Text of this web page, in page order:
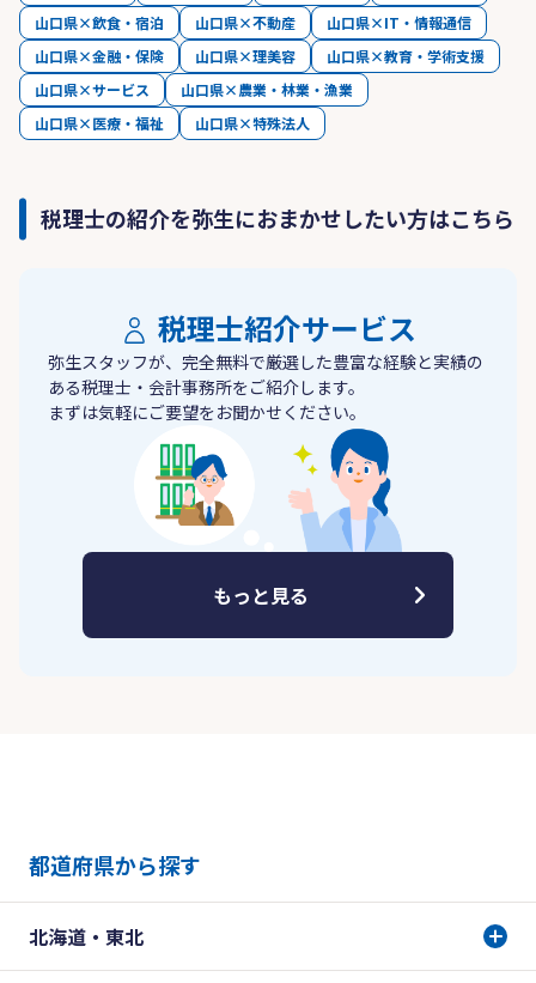
山口県×飲食・宿泊
山口県×不動産
山口県×IT・情報通信
山口県×金融・保険
山口県×理美容
山口県×教育・学術支援
山口県×サービス
山口県×農業・林業・漁業
山口県×医療・福祉
山口県×特殊法人
税理士の紹介を弥生におまかせしたい方はこちら
税理士紹介サービス
弥生スタッフが、完全無料で厳選した豊富な経験と実績の
ある税理士・会計事務所をご紹介します。
まずは気軽にご要望をお聞かせください。
もっと見る
都道府県から探す
北海道・東北